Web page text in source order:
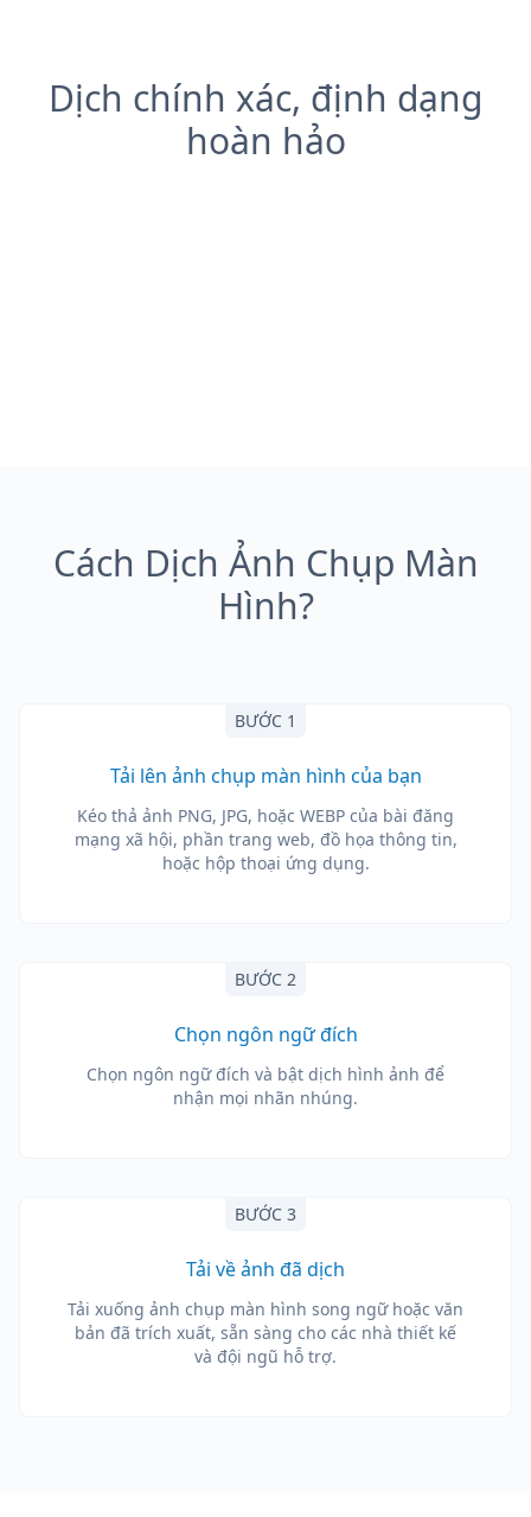
Dịch chính xác, định dạng
hoàn hảo
Cách Dịch Ảnh Chụp Màn
Hình?
BƯỚC 1
Tải lên ảnh chụp màn hình của bạn
Kéo thả ảnh PNG, JPG, hoặc WEBP của bài đăng
mạng xã hội, phần trang web, đồ họa thông tin,
hoặc hộp thoại ứng dụng.
BƯỚC 2
Chọn ngôn ngữ đích
Chọn ngôn ngữ đích và bật dịch hình ảnh để
nhận mọi nhãn nhúng.
BƯỚC 3
Tải về ảnh đã dịch
Tải xuống ảnh chụp màn hình song ngữ hoặc văn
bản đã trích xuất, sẵn sàng cho các nhà thiết kế
và đội ngũ hỗ trợ.